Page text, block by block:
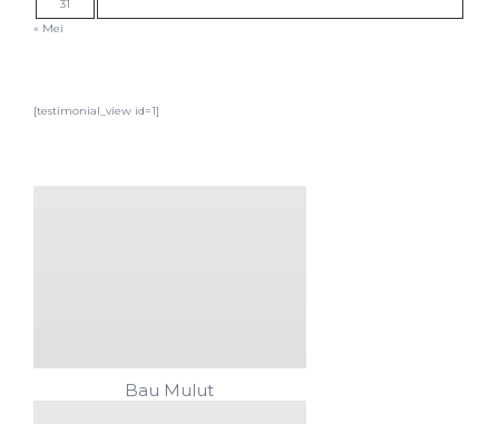
31
« Mei
[testimonial_view id=1]
Bau Mulut